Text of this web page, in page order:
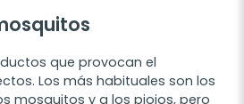
que provocan el
Los más habituales son los
mosquitos y a los piojos, pero